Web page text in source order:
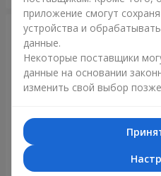
Букет "Сказочная осень"
приложение смогут
устройства и
данные.
Некоторые поставщики
данные на основании
изменить свой выбор